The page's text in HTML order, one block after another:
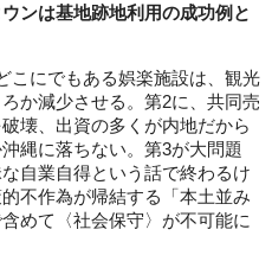
ンは基地跡地利用の成功例と
にでもある娯楽施設は、観光
か減少させる。第2に、共同売
壊、出資の多くが内地だから
縄に落ちない。第3が大問題
自業自得という話で終わるけ
不作為が帰結する「本土並み
めて〈社会保守〉が不可能に